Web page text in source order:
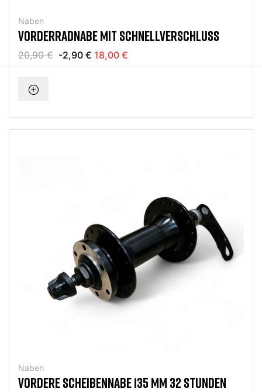
Naben
VORDERRADNABE MIT SCHNELLVERSCHLUSS
20,90 € -2,90 € 18,00 €
Naben
VORDERE SCHEIBENNABE 135 MM 32 STUNDEN